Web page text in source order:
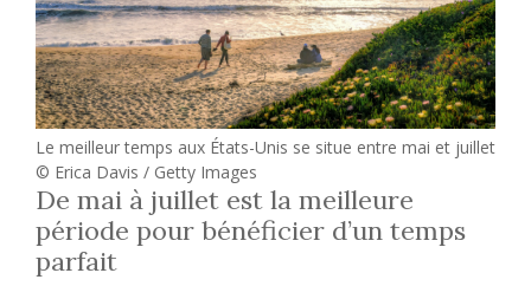
Le meilleur temps aux États-Unis se situe entre mai et juillet
© Erica Davis / Getty Images
De mai à juillet est la meilleure
période pour bénéficier d’un temps
parfait